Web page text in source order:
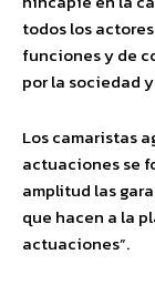
todos los
funciones y de
por la sociedad
Los camaristas
actuaciones se
amplitud las
que hacen a la
actuaciones”.